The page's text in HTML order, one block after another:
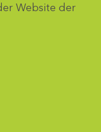
Website der
auswählen